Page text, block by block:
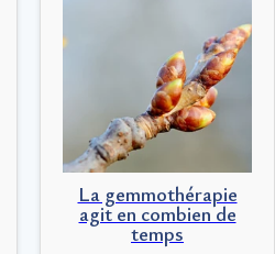
La gemmothérapie
agit en combien de
temps